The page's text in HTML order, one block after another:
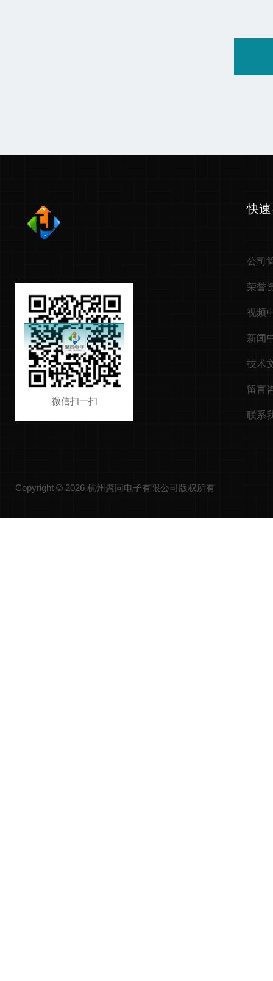
微信扫一扫
快
公司
荣誉
视频
新闻
技术
留言
联系
Copyright © 2026 杭州聚同电子有限公司版权所有